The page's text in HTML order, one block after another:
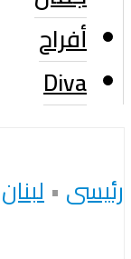
أفراح
Diva
رئيسى •لبنان